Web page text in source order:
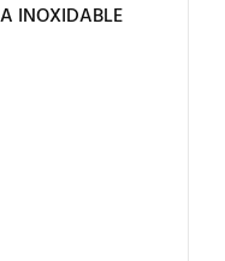
INOXIDABLE